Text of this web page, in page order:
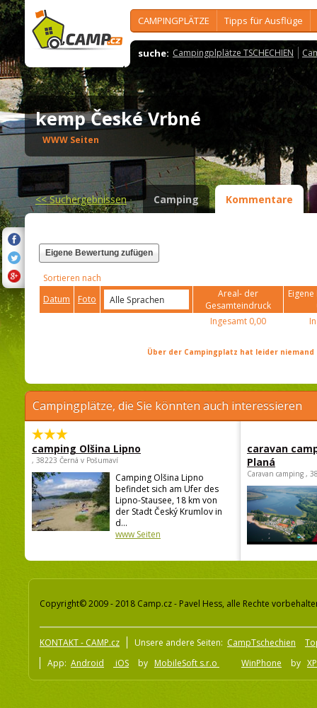
CAMPINGPLÄTZE Tipps für Ausflüge
suche: Campingplplätze TSCHECHIEN
kemp České Vrbné
WWW Seiten
<<Suchergebnissen Camping Kommentare
Eigene Bewertung zufügen
Sortieren nach
Datum
Foto
Areal- der
Gesamteindruck
Ingesamt 0,00
Über der Campingplatz hat leider
Campingplätze, die Sie könnten auch interessieren
camping Olšina Lipno
, 38223 Černá v Pošumaví
Camping Olšina Lipno
befindet sich am Ufer des
Lipno-Stausee, 18 km von
der Stadt Český Krumlov in
d...
www Seiten
caravan
Planá
Caravan camping ,
Copyright© 2009 - 2018 Camp.cz - Pavel Hess, alle Rechte
KONTAKT - CAMP.cz Unsere andere Seiten: CampTschechien
App: Android iOS by MobileSoft s.r.o WinPhone by